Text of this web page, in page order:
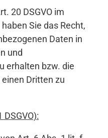
20 DSGVO im
Sie das Recht,
Daten in
und
erhalten bzw. die
Dritten zu